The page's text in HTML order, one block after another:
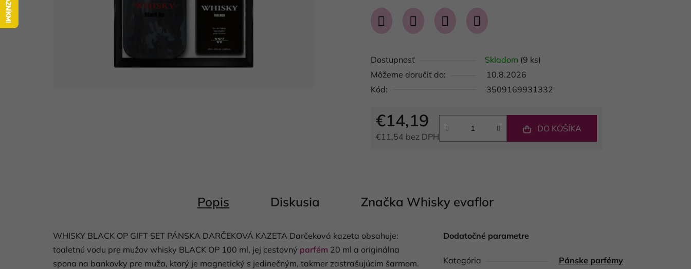
0,0
z
hviezdičiek.
Dostupnosť Skladom (9 ks)
Môžeme doručiť do:
10.8.2026
Kód:
3509169931332
€14,19
€11,54 bez DPH
DO KOŠÍKA
Popis Diskusia Značka Whisky evaflor
WHISKY BLACK OP GIFT SET PÁNSKA DARČEKOVÁ KAZETA Darčeková kazeta obsahuje:
toaletnú vodu pre mužov whisky BLACK OP 100 ml, jej cestovný parfém 20 ml a originálna
spona na bankovky pre muža, ktorý je magnetický s jedinečným, takmer zastrašujúcim šarmom.
Dodatočné parametre
Kategória
Pánske parfémy